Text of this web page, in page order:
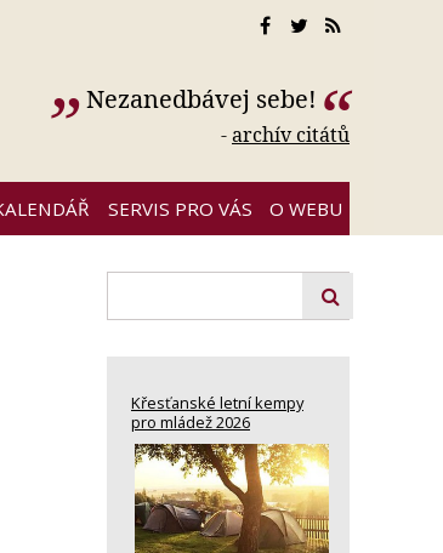
Nezanedbávej sebe!
-archív citátů
SERVIS PRO VÁS O WEBU
Křesťanské letní kempy
pro mládež 2026